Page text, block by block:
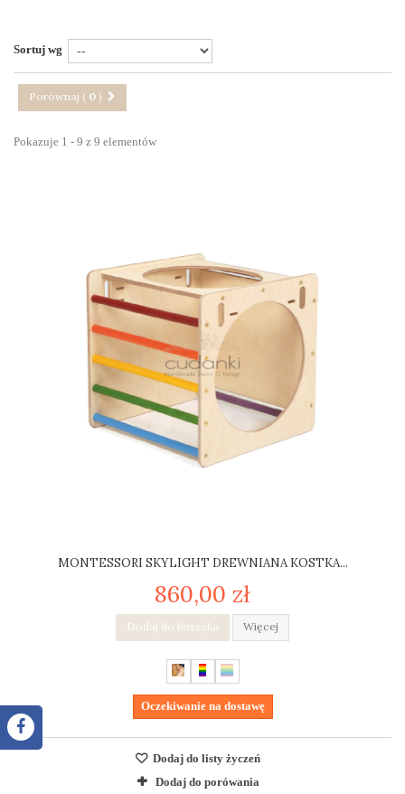
Sortuj wg
Porównaj ( 0 )
Pokazuje 1 - 9 z 9 elementów
MONTESSORI SKYLIGHT DREWNIANA KOSTKA...
860,00 zł
Dodaj do koszyka Więcej
Oczekiwanie na dostawę
Dodaj do listy życzeń
Dodaj do porówania